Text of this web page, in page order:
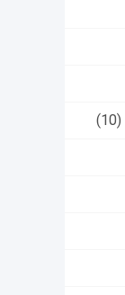
(10)